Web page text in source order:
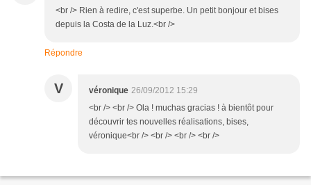
<br /> Rien à redire, c'est superbe. Un petit bonjour et bises
depuis la Costa de la Luz.<br />
Répondre
V véronique 26/09/2012 15:29
<br /> <br /> Ola ! muchas gracias ! à bientôt pour
découvrir tes nouvelles réalisations, bises,
véronique<br /> <br /> <br /> <br />